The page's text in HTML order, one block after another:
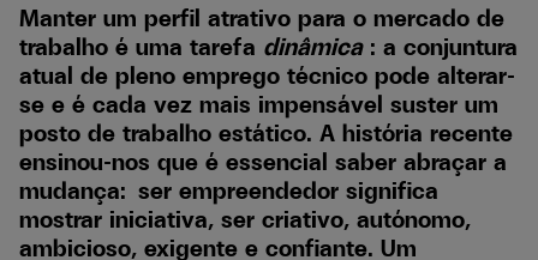
Manter um perfil atrativo para o mercado de
trabalho é uma tarefa dinâmica : a conjuntura
atual de pleno emprego técnico pode alterar-
se e é cada vez mais impensável suster um
posto de trabalho estático. A história recente
ensinou-nos que é essencial saber abraçar a
mudança: ser empreendedor significa
mostrar iniciativa, ser criativo, autónomo,
ambicioso, exigente e confiante. Um